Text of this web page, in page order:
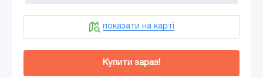
показати на карті
Купити зараз!